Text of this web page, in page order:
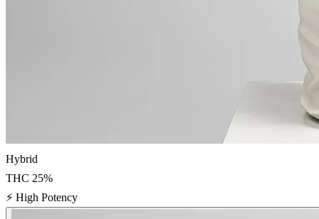
Hybrid
THC 25%
⚡ High Potency